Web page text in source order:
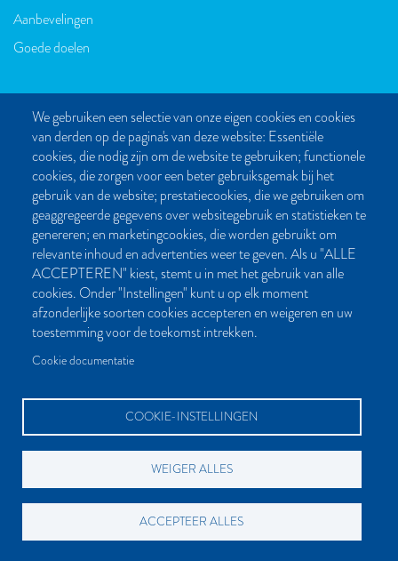
We gebruiken een selectie van onze eigen cookies en cookies
van derden op de pagina's van deze website: Essentiële
cookies, die nodig zijn om de website te gebruiken; functionele
cookies, die zorgen voor een beter gebruiksgemak bij het
gebruik van de website; prestatiecookies, die we gebruiken om
geaggregeerde gegevens over websitegebruik en statistieken te
genereren; en marketingcookies, die worden gebruikt om
relevante inhoud en advertenties weer te geven. Als u "ALLE
ACCEPTEREN" kiest, stemt u in met het gebruik van alle
cookies. Onder "Instellingen" kunt u op elk moment
afzonderlijke soorten cookies accepteren en weigeren en uw
toestemming voor de toekomst intrekken.
Cookie documentatie
COOKIE-INSTELLINGEN
WEIGER ALLES
ACCEPTEER ALLES
Aanbevelingen
Goede doelen
CONTACT
Post- en bezoekadres:
Kattegat 32-8
9723 JP Groningen
Nederland
Bellen:
050 851 80 41
Bereikbaar van maandag t/m vrijdag tussen 9.00 en 17.00 uur
info[at]palmslag.nl(algemene vragen)
BETAALMOGELIJKHEDEN